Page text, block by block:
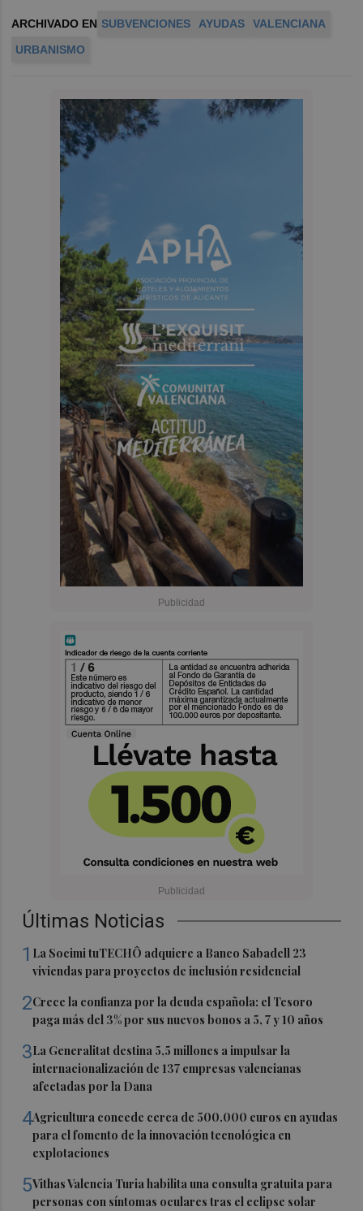
Últimas Noticias
1 La Socimi tuTECHÔ adquiere a Banco Sabadell 23
viviendas para proyectos de inclusión residencial
2Crece la confianza por la deuda española: el Tesoro
paga más del 3% por sus nuevos bonos a 5, 7 y 10 años
3La Generalitat destina 5,5 millones a impulsar la
internacionalización de 137 empresas valencianas
afectadas por la Dana
4Agricultura concede cerca de 500.000 euros en ayudas
para el fomento de la innovación tecnológica en
explotaciones
5Vithas Valencia Turia habilita una consulta gratuita para
personas con síntomas oculares tras el eclipse solar
ARCHIVADO EN SUBVENCIONES AYUDAS
VALENCIANA
URBANISMO